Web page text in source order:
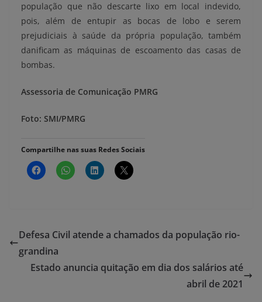
população que não descarte lixo em local indevido,
pois, além de entupir as bocas de lobo e serem
prejudiciais à saúde da própria população, também
danificam as máquinas de escoamento das casas de
bombas.
Assessoria de Comunicação PMRG
Foto: SMI/PMRG
Compartilhe nas suas Redes Sociais
Defesa Civil atende a chamados da população rio-
grandina
Estado anuncia quitação em dia dos salários até
abril de 2021